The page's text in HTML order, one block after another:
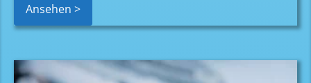
Ansehen >